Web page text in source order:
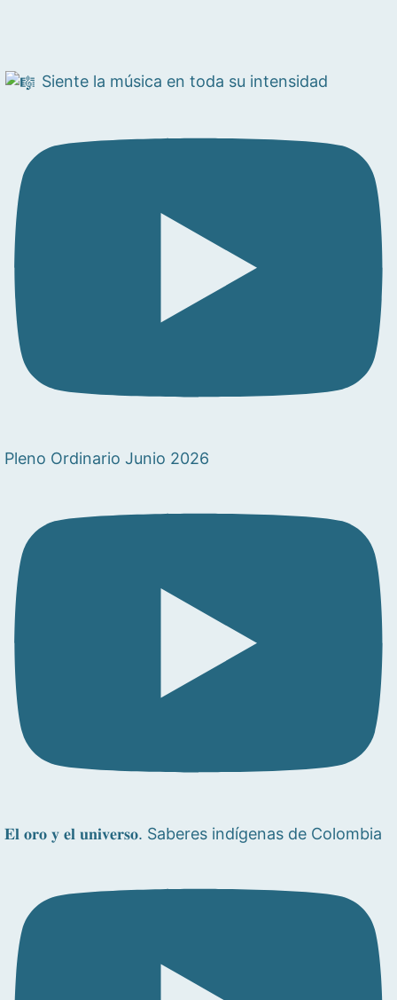
Siente la música en toda su intensidad
Pleno Ordinario Junio 2026
𝐄𝐥 𝐨𝐫𝐨 𝐲 𝐞𝐥 𝐮𝐧𝐢𝐯𝐞𝐫𝐬𝐨. Saberes indígenas de Colombia